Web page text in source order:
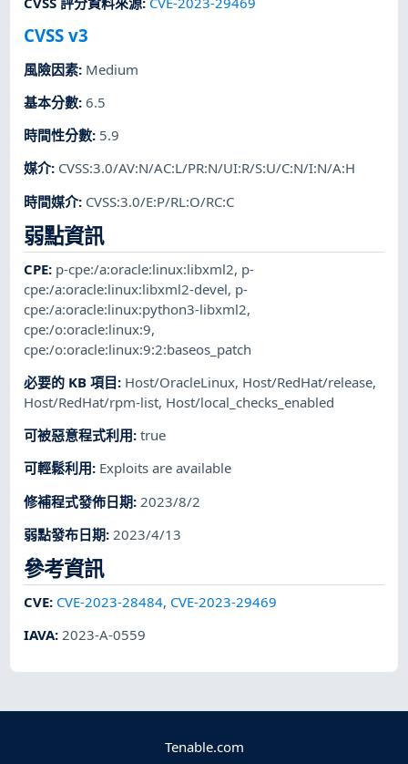
CVSS v3
風險因素: Medium
基本分數:6.5
時間性分數: 5.9
媒介: CVSS:3.0/AV:N/AC:L/PR:N/UI:R/S:U/C:N/I:N/A:H
時間媒介: CVSS:3.0/E:P/RL:O/RC:C
弱點資訊
CPE: p-cpe:/a:oracle:linux:libxml2, p-
cpe:/a:oracle:linux:libxml2-devel, p-
cpe:/a:oracle:linux:python3-libxml2,
cpe:/o:oracle:linux:9,
cpe:/o:oracle:linux:9:2:baseos_patch
必要的 KB 項目: Host/OracleLinux, Host/RedHat/release,
Host/RedHat/rpm-list, Host/local_checks_enabled
可被惡意程式利用:true
可輕鬆利用: Exploits are available
修補程式發佈日期: 2023/8/2
弱點發布日期:2023/4/13
參考資訊
CVE: CVE-2023-28484, CVE-2023-29469
IAVA:2023-A-0559
Tenable.com